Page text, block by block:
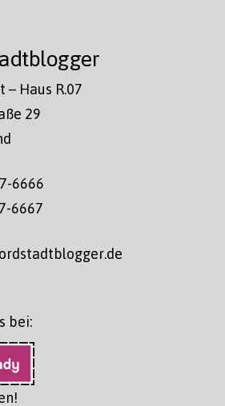
Haus R.07
29
6666
6667
bei: